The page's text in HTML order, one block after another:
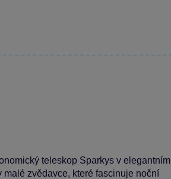
teleskop Sparkys v elegantním
zvědavce, které fascinuje noční